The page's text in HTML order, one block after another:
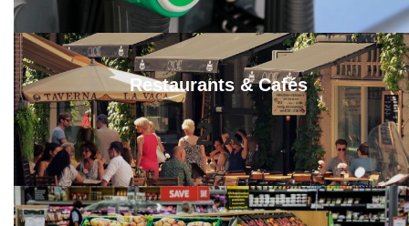
Restaurants & Cafés
2 x